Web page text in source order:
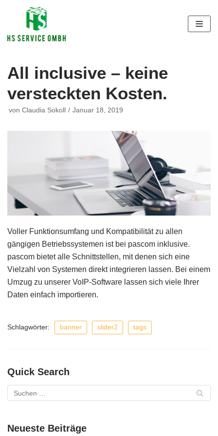
Inhalt
All inclusive – keine
versteckten Kosten.
von Claudia Sokoll Januar 18, 2019
Voller Funktionsumfang und Kompatibilität zu allen
gängigen Betriebssystemen ist bei pascom inklusive.
pascom bietet alle Schnittstellen, mit denen sich eine
Vielzahl von Systemen direkt integrieren lassen. Bei einem
Umzug zu unserer VoIP-Software lassen sich viele Ihrer
Daten einfach importieren.
Schlagwörter: banner slider2 tags
Quick Search
Neueste Beiträge